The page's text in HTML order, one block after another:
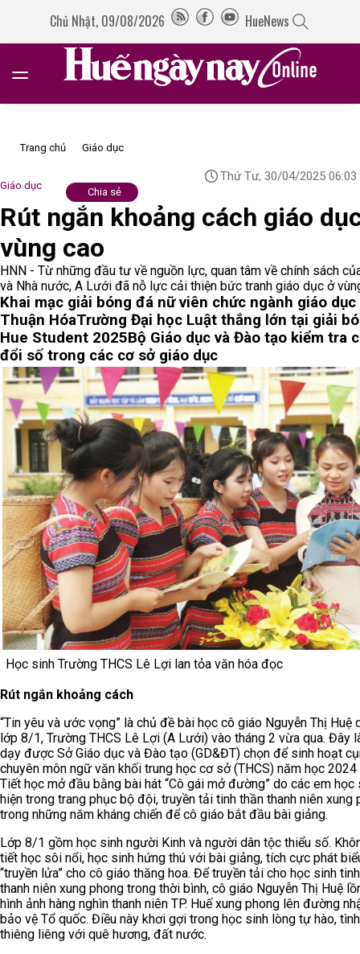
Chủ Nhật, 09/08/2026 HueNews
Trang chủ Giáo dục
Giáo dục
Thứ Tư, 30/04/2025 06:03
Chia sẻ
Rút ngắn khoảng cách giáo
vùng cao
HNN - Từ những đầu tư về nguồn lực, quan tâm về chính sách
và Nhà nước, A Lưới đã nỗ lực cải thiện bức tranh giáo dục ở
Khai mạc giải bóng đá nữ viên chức ngành giáo dục
Thuận HóaTrường Đại học Luật thắng lớn tại giải
Hue Student 2025Bộ Giáo dục và Đào tạo kiểm tra
đổi số trong các cơ sở giáo dục
Học sinh Trường THCS Lê Lợi lan tỏa văn hóa đọc
Rút ngắn khoảng cách
“Tin yêu và ước vọng” là chủ đề bài học cô giáo Nguyễn Thị Huệ
lớp 8/1, Trường THCS Lê Lợi (A Lưới) vào tháng 2 vừa qua. Đây
dạy được Sở Giáo dục và Đào tạo (GD&ĐT) chọn để sinh hoạt
chuyên môn ngữ văn khối trung học cơ sở (THCS) năm học
Tiết học mở đầu bằng bài hát “Cô gái mở đường” do các em học
hiện trong trang phục bộ đội, truyền tải tinh thần thanh niên xung
trong những năm kháng chiến để cô giáo bắt đầu bài giảng.
Lớp 8/1 gồm học sinh người Kinh và người dân tộc thiểu số.
tiết học sôi nổi, học sinh hứng thú với bài giảng, tích cực phát
“truyền lửa” cho cô giáo thăng hoa. Để truyền tải cho học sinh
thanh niên xung phong trong thời bình, cô giáo Nguyễn Thị Huệ
hình ảnh hàng nghìn thanh niên TP. Huế xung phong lên đường
bảo vệ Tổ quốc. Điều này khơi gợi trong học sinh lòng tự hào,
thiêng liêng với quê hương, đất nước.